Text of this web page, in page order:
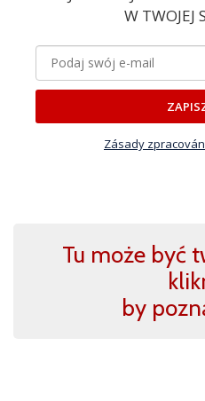
W TWOJEJ
Zásady
Tu może być
by